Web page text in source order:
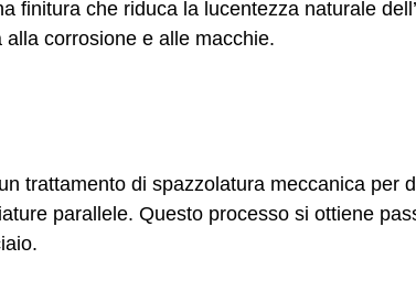
finitura che riduca la lucentezza naturale
alla corrosione e alle macchie.
trattamento di spazzolatura meccanica per
parallele. Questo processo si ottiene